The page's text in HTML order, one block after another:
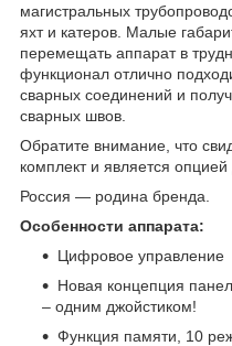
магистральных
яхт и катеров. Малые
перемещать аппарат в
функционал отлично
сварных соединений и
сварных швов.
Обратите внимание, что
комплект и является
Россия — родина бренда.
Особенности аппарата:
Цифровое управление
Новая концепция
– одним джойстиком!
Функция памяти, 10